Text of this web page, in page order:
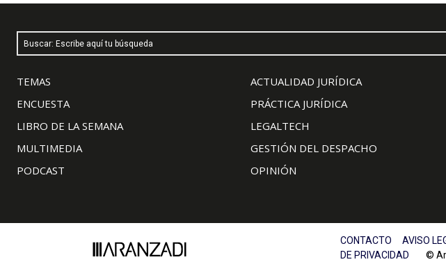
Buscar: Escribe aquí tu búsqueda
TEMAS
ENCUESTA
LIBRO DE LA SEMANA
MULTIMEDIA
PODCAST
ACTUALIDAD JURÍDICA
PRÁCTICA JURÍDICA
LEGALTECH
GESTIÓN DEL DESPACHO
OPINIÓN
CONTACTO AVISO
DE PRIVACIDAD ©